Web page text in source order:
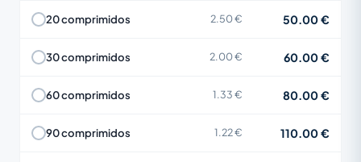
20 comprimidos 2.50 € 50.00 €
30 comprimidos 2.00 € 60.00 €
60 comprimidos 1.33 € 80.00 €
90 comprimidos 1.22 € 110.00 €